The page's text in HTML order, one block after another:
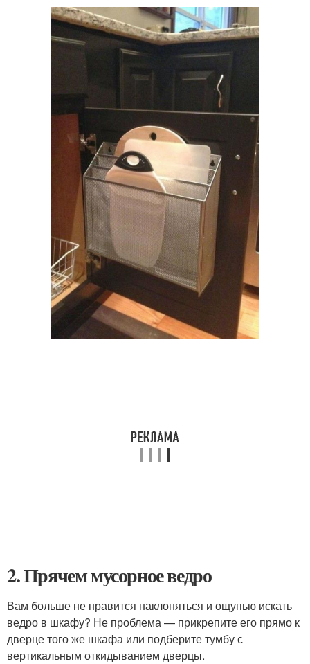
2. Прячем мусорное ведро
Вам больше не нравится наклоняться и ощупью искать
ведро в шкафу? Не проблема — прикрепите его прямо к
дверце того же шкафа или подберите тумбу с
вертикальным откидыванием дверцы.